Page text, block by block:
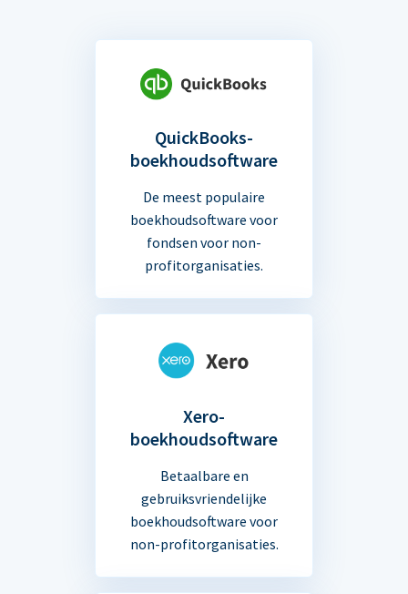
QuickBooks-
boekhoudsoftware
De meest populaire
boekhoudsoftware voor
fondsen voor non-
profitorganisaties.
Xero-
boekhoudsoftware
Betaalbare en
gebruiksvriendelijke
boekhoudsoftware voor
non-profitorganisaties.